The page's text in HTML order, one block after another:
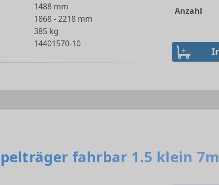
1488 mm
1868 - 2218 mm
385 kg
14401570-10
Anzahl
fahrbar 1.5 klein 7m